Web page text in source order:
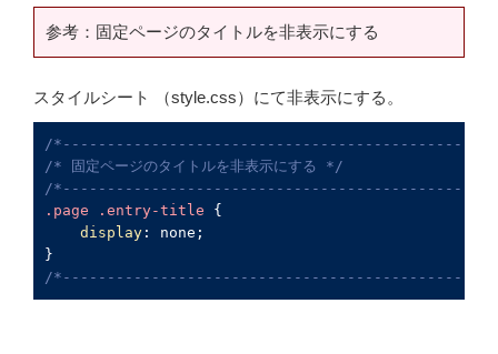
参考：固定ページのタイトルを非表示にする
スタイルシート （style.css）にて非表示にする。
/
/* 固定ページのタイトルを非表示にする */
/
.page
.entry-title {
display : none;
/